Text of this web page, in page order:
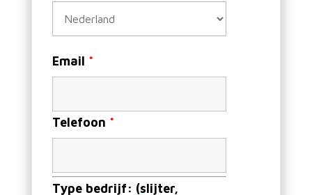
Email *
Telefoon *
Type bedrijf: (slijter,